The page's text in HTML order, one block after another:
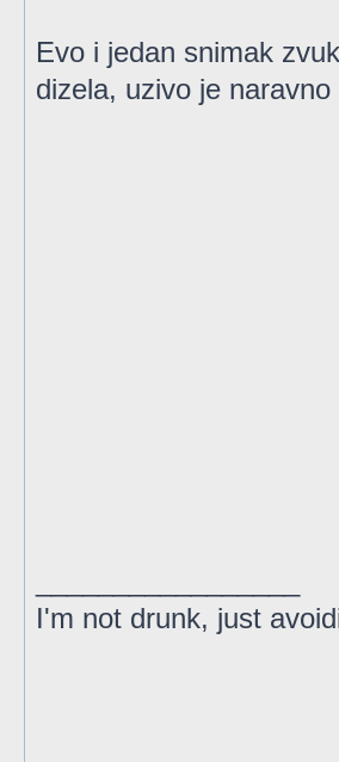
Evo i jedan snimak
dizela, uzivo je
I'm not drunk, just